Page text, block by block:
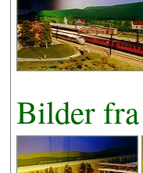
Bilder